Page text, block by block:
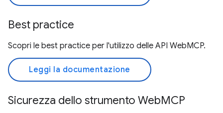
Best practice
Scopri le best practice per l'utilizzo delle API WebMCP.
Leggi la documentazione
Sicurezza dello strumento WebMCP